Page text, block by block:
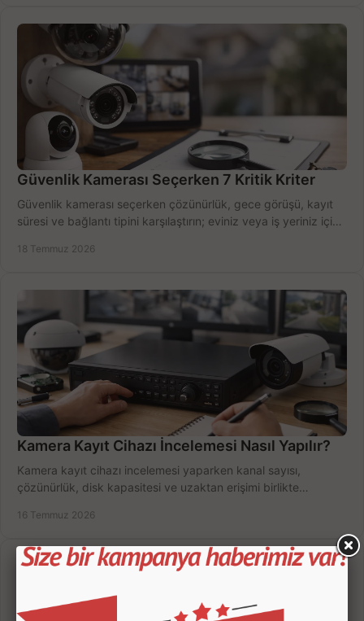
Güvenlik Kamerası Seçerken 7 Kritik Kriter
Güvenlik kamerası seçerken çözünürlük, gece görüşü, kayıt
süresi ve bağlantı tipini karşılaştırın; eviniz veya iş yeriniz için
18 Temmuz 2026
Kamera Kayıt Cihazı İncelemesi Nasıl Yapılır?
Kamera kayıt cihazı incelemesi yaparken kanal sayısı,
çözünürlük, disk kapasitesi ve uzaktan erişimi birlikte
16 Temmuz 2026